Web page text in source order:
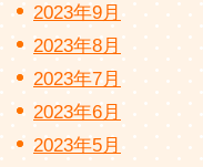
2023年9月
2023年8月
2023年7月
2023年6月
2023年5月